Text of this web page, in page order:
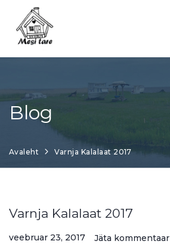
content
Blog
Avaleht Varnja Kalalaat 2017
Varnja Kalalaat 2017
veebruar 23, 2017 Jäta kommentaar